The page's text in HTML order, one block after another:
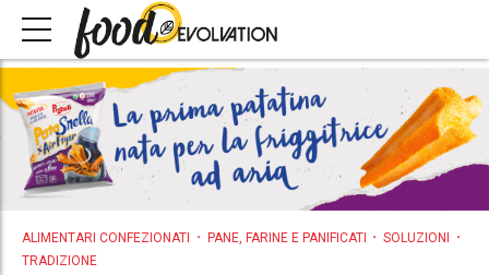
ALIMENTARI CONFEZIONATI PANE, FARINE E PANIFICATI
SOLUZIONI
TRADIZIONE